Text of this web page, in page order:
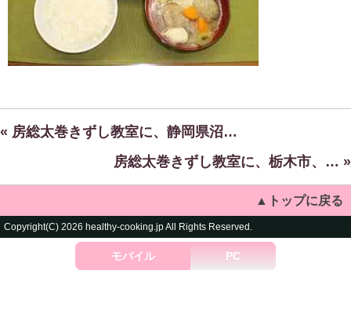
« 房総太巻きずし教室に、静岡県沼…
房総太巻きずし教室に、栃木市、… »
▲トップに戻る
Copyright(C) 2026 healthy-cooking.jp All Rights Reserved.
モバイル PC